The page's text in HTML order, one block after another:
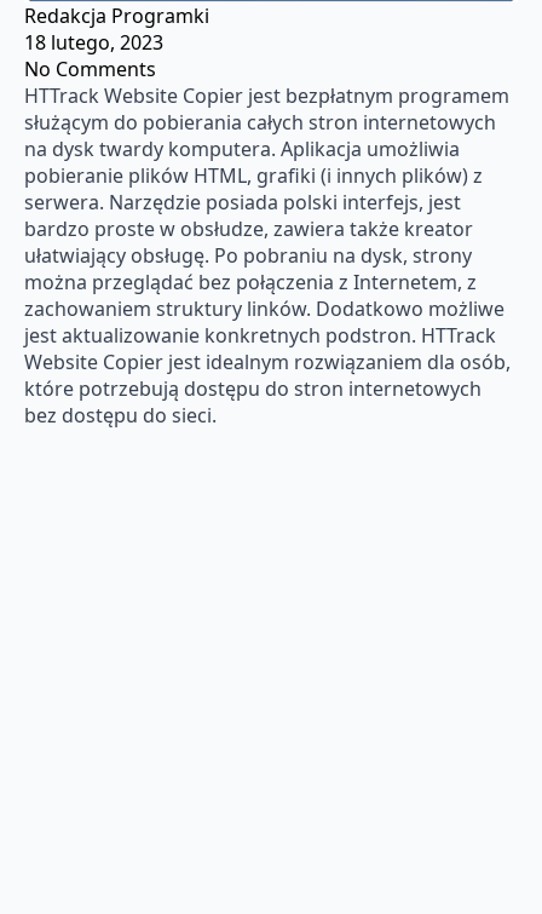
Redakcja Programki
18 lutego, 2023
No Comments
HTTrack Website Copier jest bezpłatnym programem
służącym do pobierania całych stron internetowych
na dysk twardy komputera. Aplikacja umożliwia
pobieranie plików HTML, grafiki (i innych plików) z
serwera. Narzędzie posiada polski interfejs, jest
bardzo proste w obsłudze, zawiera także kreator
ułatwiający obsługę. Po pobraniu na dysk, strony
można przeglądać bez połączenia z Internetem, z
zachowaniem struktury linków. Dodatkowo możliwe
jest aktualizowanie konkretnych podstron. HTTrack
Website Copier jest idealnym rozwiązaniem dla osób,
które potrzebują dostępu do stron internetowych
bez dostępu do sieci.